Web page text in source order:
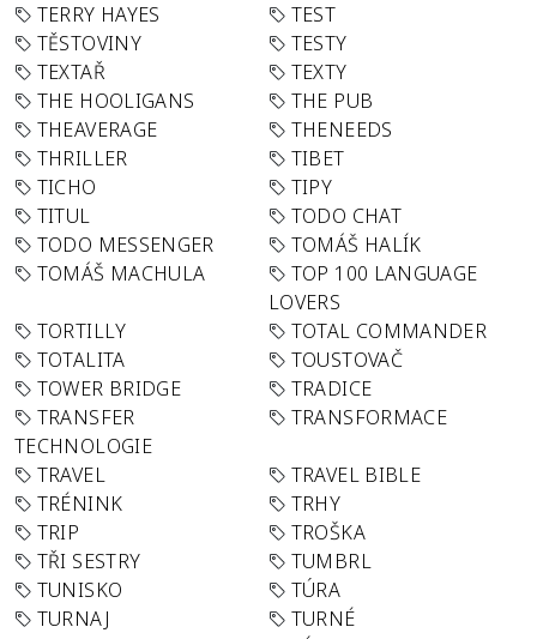
TERRY HAYES
TEST
TĚSTOVINY
TESTY
TEXTAŘ
TEXTY
THE HOOLIGANS
THE PUB
THEAVERAGE
THENEEDS
THRILLER
TIBET
TICHO
TIPY
TITUL
TODO CHAT
TODO MESSENGER
TOMÁŠ HALÍK
TOMÁŠ MACHULA
TOP 100 LANGUAGE
LOVERS
TORTILLY
TOTAL COMMANDER
TOTALITA
TOUSTOVAČ
TOWER BRIDGE
TRADICE
TRANSFER
TECHNOLOGIE
TRANSFORMACE
TRAVEL
TRAVEL BIBLE
TRÉNINK
TRHY
TRIP
TROŠKA
TŘI SESTRY
TUMBRL
TUNISKO
TÚRA
TURNAJ
TURNÉ